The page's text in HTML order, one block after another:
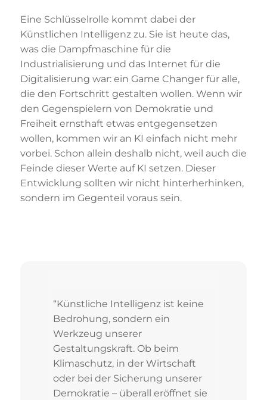
Eine Schlüsselrolle kommt dabei der
Künstlichen Intelligenz zu. Sie ist heute das,
was die Dampfmaschine für die
Industrialisierung und das Internet für die
Digitalisierung war: ein Game Changer für alle,
die den Fortschritt gestalten wollen. Wenn wir
den Gegenspielern von Demokratie und
Freiheit ernsthaft etwas entgegensetzen
wollen, kommen wir an KI einfach nicht mehr
vorbei. Schon allein deshalb nicht, weil auch die
Feinde dieser Werte auf KI setzen. Dieser
Entwicklung sollten wir nicht hinterherhinken,
sondern im Gegenteil voraus sein.
“Künstliche Intelligenz ist keine
Bedrohung, sondern ein
Werkzeug unserer
Gestaltungskraft. Ob beim
Klimaschutz, in der Wirtschaft
oder bei der Sicherung unserer
Demokratie – überall eröffnet sie